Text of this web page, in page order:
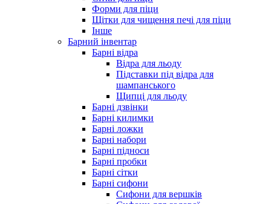
Форми для піци
Щітки для чищення печі для піци
Інше
Барний інвентар
Барні відра
Відра для льоду
Підставки під відра для
шампанського
Щипці для льоду
Барні дзвінки
Барні килимки
Барні ложки
Барні набори
Барні підноси
Барні пробки
Барні сітки
Барні сифони
Сифони для вершків